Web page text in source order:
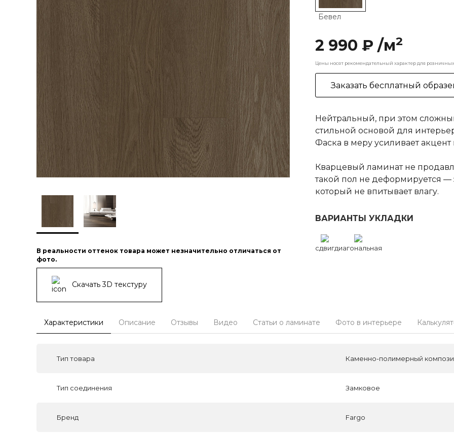
В реальности оттенок товара может незначительно отличаться от
фото.
Скачать 3D текстуру
Бевел
2 990 ₽ /м2
Цены носят рекомендательный характер для розничных
Заказать бесплатный
Нейтральный, при этом
стильной основой для
Фаска в меру усиливает акцент
Кварцевый ламинат не
такой пол не деформируется —
который не впитывает влагу.
ВАРИАНТЫ УКЛАДКИ
сдвигдиагональная
Характеристики Описание Отзывы Видео Статьи о ламинате Фото в интерьере
Тип товара Каменно-полимерный
Тип соединения Замковое
Бренд Fargo